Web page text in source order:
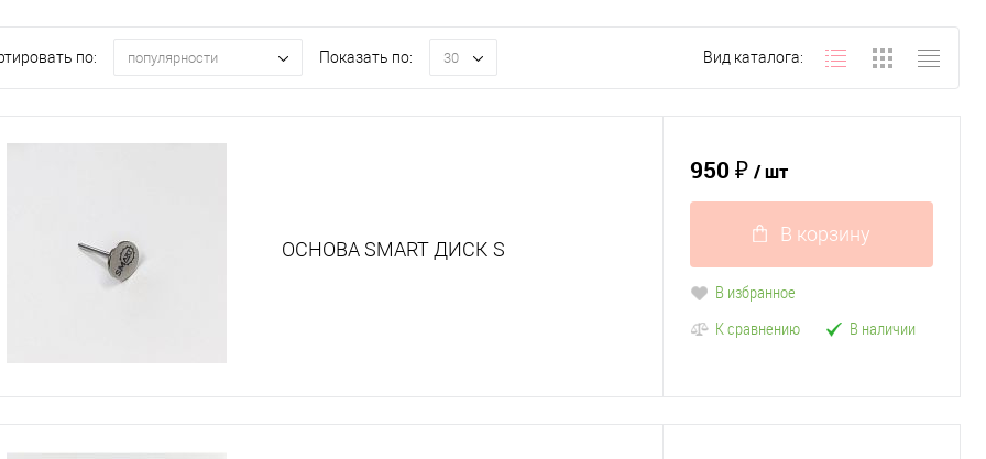
по: популярности Показать по: 30 Вид каталога:
ОСНОВА SMART ДИСК S
950 ₽ / шт
В корзину
В избранное
К сравнению
В наличии